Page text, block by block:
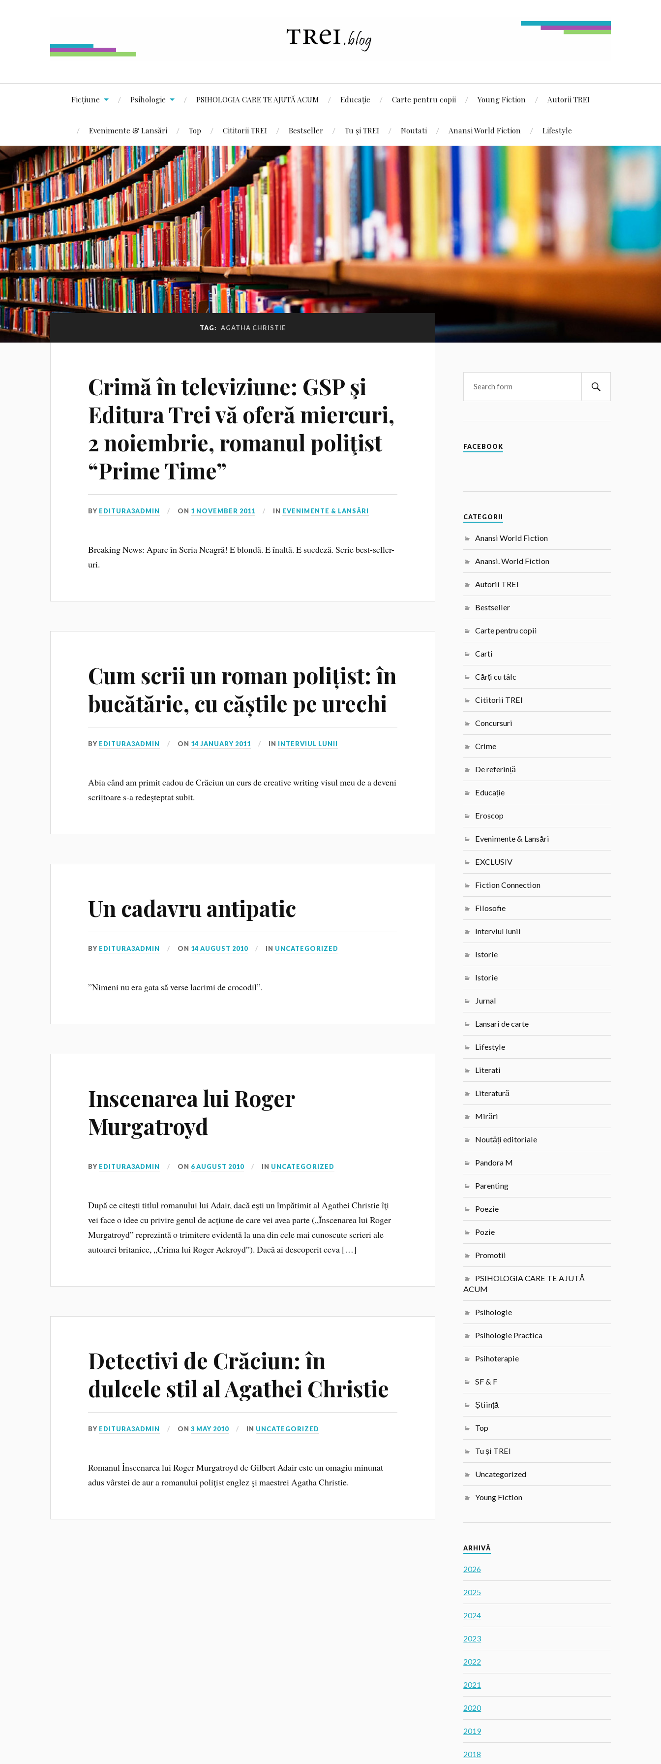
Ficțiune Psihologie PSIHOLOGIA CARE TE AJUTĂ ACUM Educație Carte pentru copii Young Fiction Autorii TREI
Evenimente & Lansări Top Cititorii TREI Bestseller Tu și TREI Noutati Anansi World Fiction Lifestyle
TAG: AGATHA CHRISTIE
Crimă în televiziune: GSP şi
Editura Trei vă oferă miercuri,
2 noiembrie, romanul poliţist
“Prime Time”
BY EDITURA3ADMIN ON 1 NOVEMBER 2011 IN EVENIMENTE & LANSĂRI
Breaking News: Apare în Seria Neagră! E blondă. E înaltă. E suedeză. Scrie best-seller-
uri.
Cum scrii un roman polițist: în
bucătărie, cu căștile pe urechi
BY EDITURA3ADMIN ON 14 JANUARY 2011 IN INTERVIUL LUNII
Abia când am primit cadou de Crăciun un curs de creative writing visul meu de a deveni
scriitoare s-a redeşteptat subit.
Un cadavru antipatic
BY EDITURA3ADMIN ON 14 AUGUST 2010 IN UNCATEGORIZED
”Nimeni nu era gata să verse lacrimi de crocodil”.
Inscenarea lui Roger
Murgatroyd
BY EDITURA3ADMIN ON 6 AUGUST 2010 IN UNCATEGORIZED
După ce citeşti titlul romanului lui Adair, dacă eşti un împătimit al Agathei Christie îţi
vei face o idee cu privire genul de acţiune de care vei avea parte („Înscenarea lui Roger
Murgatroyd” reprezintă o trimitere evidentă la una din cele mai cunoscute scrieri ale
autoarei britanice, „Crima lui Roger Ackroyd”). Dacă ai descoperit ceva […]
Detectivi de Crăciun: în
dulcele stil al Agathei Christie
BY EDITURA3ADMIN ON3 MAY 2010 IN UNCATEGORIZED
Romanul Înscenarea lui Roger Murgatroyd de Gilbert Adair este un omagiu minunat
adus vârstei de aur a romanului poliţist englez şi maestrei Agatha Christie.
FACEBOOK
CATEGORII
Anansi World Fiction
Anansi. World Fiction
Autorii TREI
Bestseller
Carte pentru copii
Carti
Cărți cu tâlc
Cititorii TREI
Concursuri
Crime
De referință
Educație
Eroscop
Evenimente & Lansări
EXCLUSIV
Fiction Connection
Filosofie
Interviul lunii
Istorie
Istorie
Jurnal
Lansari de carte
Lifestyle
Literati
Literatură
Mirări
Noutăți editoriale
Pandora M
Parenting
Poezie
Pozie
Promotii
PSIHOLOGIA CARE TE AJUTĂ
ACUM
Psihologie
Psihologie Practica
Psihoterapie
SF & F
Știință
Top
Tu și TREI
Uncategorized
Young Fiction
ARHIVĂ
2026
2025
2024
2023
2022
2021
2020
2019
2018